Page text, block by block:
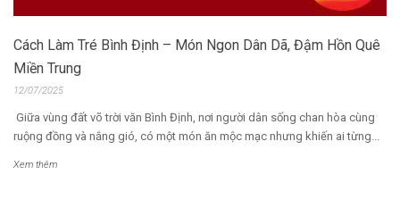
Cách Làm Tré Bình Định – Món Ngon Dân Dã, Đậm Hồn Quê
Miền Trung
12/07/2025
Giữa vùng đất võ trời văn Bình Định, nơi người dân sống chan hòa cùng
ruộng đồng và nắng gió, có một món ăn mộc mạc nhưng khiến ai từng...
Xem thêm